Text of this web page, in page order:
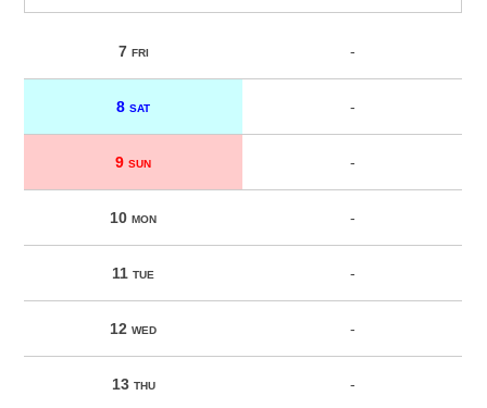
7 FRI -
8SAT -
9SUN -
10MON -
11TUE -
12WED -
13 THU -